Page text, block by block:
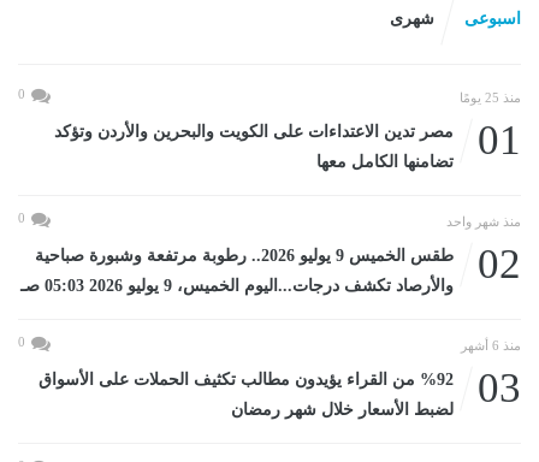
اسبوعى شهرى
منذ 25 يومًا 0
01
مصر تدين الاعتداءات على الكويت والبحرين والأردن وتؤكد
تضامنها الكامل معها
منذ شهر واحد 0
02
طقس الخميس 9 يوليو 2026.. رطوبة مرتفعة وشبورة صباحية
والأرصاد تكشف درجات...اليوم الخميس، 9 يوليو 2026 05:03 صـ
منذ 6 أشهر 0
03
%92 من القراء يؤيدون مطالب تكثيف الحملات على الأسواق
لضبط الأسعار خلال شهر رمضان